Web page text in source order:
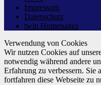
Impressum
Datenschutz
twin Homepages
Verwendung von Cookies
Wir nutzen Cookies auf
notwendig während andere
Erfahrung zu verbessern. Sie
fortfahren diese Webseite zu